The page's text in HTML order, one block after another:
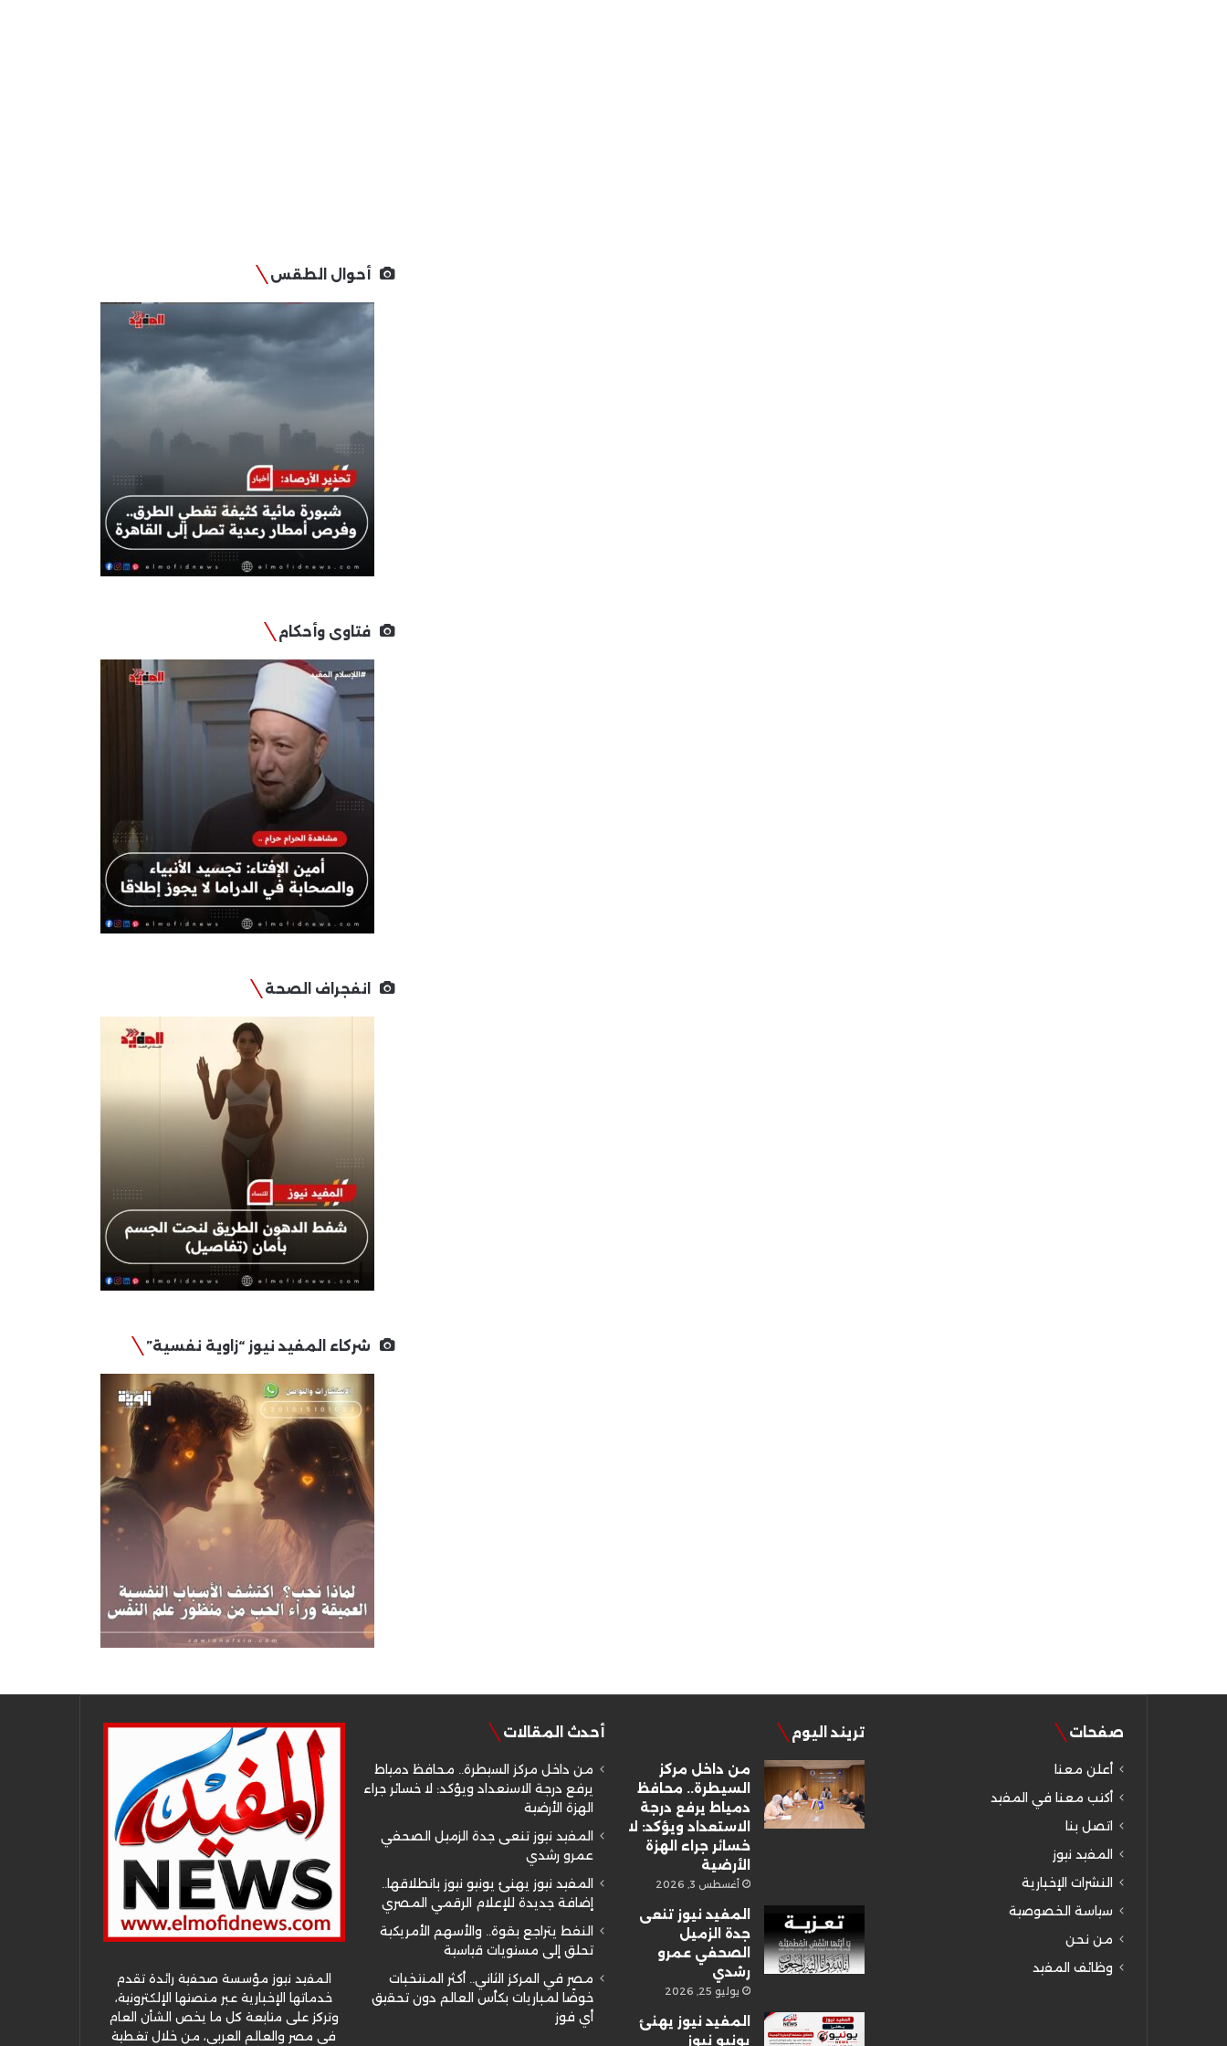
أحوال الطقس
فتاوى وأحكام
انفجراف الصحة
شركاء المفيد نيوز “زاوية نفسية”
صفحات
أعلن معنا
أكتب معنا في المفيد
اتصل بنا
المفيد نيوز
النشرات الإخبارية
سياسة الخصوصية
من نحن
وظائف المفيد
تريند اليوم
من داخل مركز
السيطرة.. محافظ
دمياط يرفع درجة
الاستعداد ويؤكد: لا
خسائر جراء الهزة
الأرضية
أغسطس 3, 2026
المفيد نيوز تنعى
جدة الزميل
الصحفي عمرو
رشدي
يوليو 25, 2026
المفيد نيوز يهنئ
يونيو نيوز
أحدث المقالات
من داخل مركز السيطرة.. محافظ دمياط
يرفع درجة الاستعداد ويؤكد: لا خسائر جراء
الهزة الأرضية
المفيد نيوز تنعى جدة الزميل الصحفي
عمرو رشدي
المفيد نيوز يهنئ يونيو نيوز بانطلاقها..
إضافة جديدة للإعلام الرقمي المصري
النفط يتراجع بقوة.. والأسهم الأمريكية
تحلق إلى مستويات قياسية
مصر في المركز الثاني.. أكثر المنتخبات
خوضًا لمباريات بكأس العالم دون تحقيق
أي فوز
المفيد نيوز مؤسسة صحفية رائدة تقدم
خدماتها الإخبارية عبر منصتها الإلكترونية،
وتركز على متابعة كل ما يخص الشأن العام
في مصر والعالم العربي، من خلال تغطية